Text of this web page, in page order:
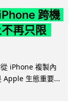
跨機
再只限
iPhone 複製內
Apple 生態重要...